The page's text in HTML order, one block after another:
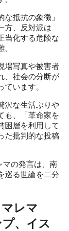
な抵抗の象徴」
方、反対派は
当化する危険な
場写真や被害者
、社会の分断が
ています。
沢な生活ぶりや
も、「革命家を
困層を利用して
た批判的な投稿
マの発言は、南
巡る世論を二分
レマ
、イス